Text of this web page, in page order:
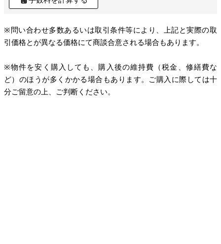
※問い合わせ多数あるいは取引条件等により、上記と実際の取
引価格とが異なる価格にて商談合意される場合もあります。
※物件を安く購入しても、購入後の維持費（税金、修繕費な
ど）のほうが多くかかる場合もあります。ご購入に際しては十
分ご留意の上、ご判断ください。